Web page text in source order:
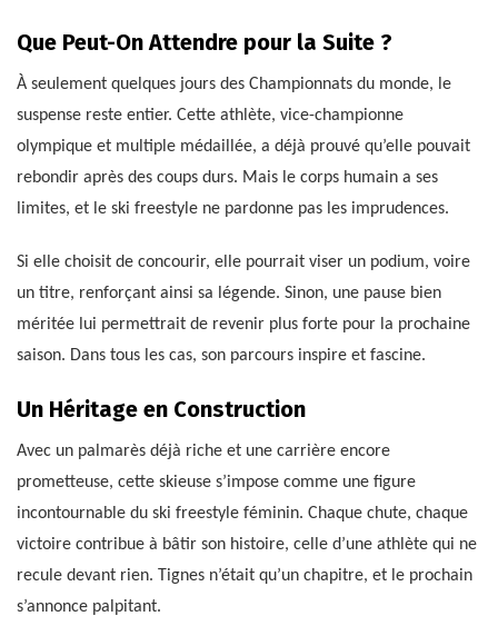
Que Peut-On Attendre pour la Suite ?
À seulement quelques jours des Championnats du monde, le
suspense reste entier. Cette athlète, vice-championne
olympique et multiple médaillée, a déjà prouvé qu’elle pouvait
rebondir après des coups durs. Mais le corps humain a ses
limites, et le ski freestyle ne pardonne pas les imprudences.
Si elle choisit de concourir, elle pourrait viser un podium, voire
un titre, renforçant ainsi sa légende. Sinon, une pause bien
méritée lui permettrait de revenir plus forte pour la prochaine
saison. Dans tous les cas, son parcours inspire et fascine.
Un Héritage en Construction
Avec un palmarès déjà riche et une carrière encore
prometteuse, cette skieuse s’impose comme une figure
incontournable du ski freestyle féminin. Chaque chute, chaque
victoire contribue à bâtir son histoire, celle d’une athlète qui ne
recule devant rien. Tignes n’était qu’un chapitre, et le prochain
s’annonce palpitant.